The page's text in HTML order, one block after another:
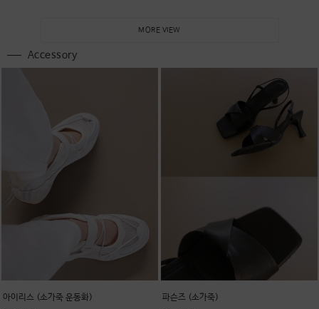
MORE VIEW
Accessory
아이리스 (소가죽 운동화)
파슨즈 (소가죽)